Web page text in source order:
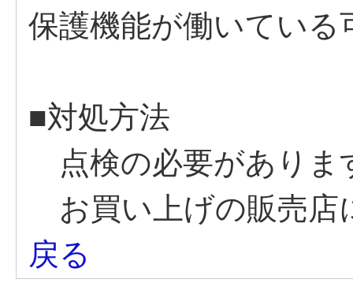
保護機能が働いている
■対処方法
点検の必要がありま
お買い上げの販売店
戻る